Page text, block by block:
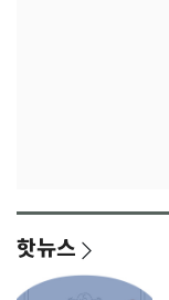
핫뉴스